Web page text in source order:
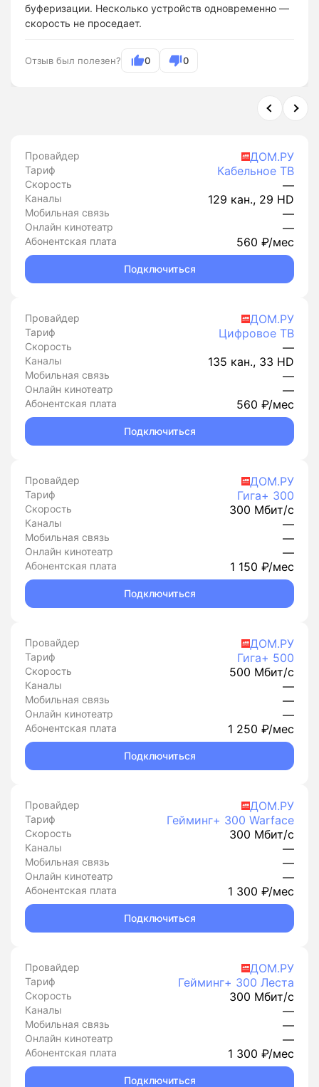
буферизации. Несколько устройств одновременно —
скорость не проседает.
Отзыв был полезен? 0 0
Провайдер ДОМ.РУ
Тариф Кабельное ТВ
Скорость —
Каналы 129 кан., 29 HD
Мобильная связь —
Онлайн кинотеатр —
Абонентская плата 560 ₽/мес
Подключиться
Провайдер ДОМ.РУ
Тариф Цифровое ТВ
Скорость —
Каналы 135 кан., 33 HD
Мобильная связь —
Онлайн кинотеатр —
Абонентская плата 560 ₽/мес
Подключиться
Провайдер ДОМ.РУ
Тариф Гига+ 300
Скорость 300 Мбит/с
Каналы —
Мобильная связь —
Онлайн кинотеатр —
Абонентская плата 1 150 ₽/мес
Подключиться
Провайдер ДОМ.РУ
Тариф Гига+ 500
Скорость 500 Мбит/с
Каналы —
Мобильная связь —
Онлайн кинотеатр —
Абонентская плата 1 250 ₽/мес
Подключиться
Провайдер ДОМ.РУ
Тариф Гейминг+ 300 Warface
Скорость 300 Мбит/с
Каналы —
Мобильная связь —
Онлайн кинотеатр —
Абонентская плата 1 300 ₽/мес
Подключиться
Провайдер ДОМ.РУ
Тариф Гейминг+ 300 Леста
Скорость 300 Мбит/с
Каналы —
Мобильная связь —
Онлайн кинотеатр —
Абонентская плата 1 300 ₽/мес
Подключиться